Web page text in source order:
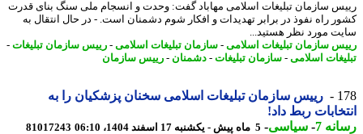
سازمان تبلیغات اسلامی مهاباد گفت: وحدت و انسجام ملی سنگ بنای قدرت
راه نفوذ در برابر تهدیدات و افکار شوم دشمنان است. - در ﺣﺎل اﻧﺘﻘﺎل ﺑﻪ
ﻣﻮرد ﻧﻈﺮ ﻫﺴﺘﯿﺪ...
سازمان تبلیغات اسلامی-سازمان تبلیغات اسلامی-رییس سازمان تبلیغات-
اسلامی-سازمان تبلیغات-دشمنان-رییس سازمان
رییس سازمان تبلیغات اسلامی سخنان پزشکیان را به
ربط داد!
7
-سیاسی-5 ماه پیش - یکشنبه 17 اسفند 1404، 06:10 81017243